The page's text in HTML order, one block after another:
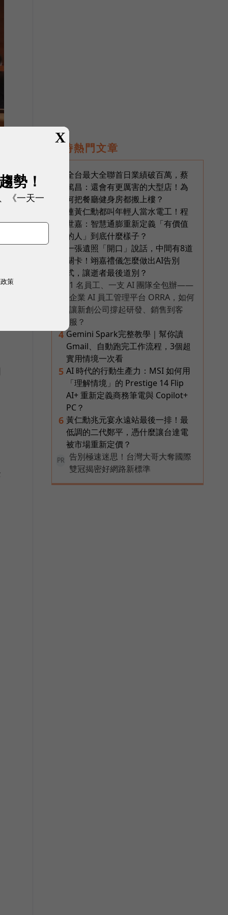
即時熱門文章
全台最大全聯首日業績破百萬，蔡
篤昌：還會有更厲害的大型店！為
何把餐廳健身房都搬上樓？
連黃仁勳都叫年輕人當水電工！程
世嘉：智慧通膨重新定義「有價值
的人」到底什麼樣子？
一張遺照「開口」說話，中間有8道
關卡！翊嘉禮儀怎麼做出AI告別
式，讓逝者最後道別？
1 名員工、一支 AI 團隊全包辦——
企業 AI 員工管理平台 ORRA，如何
讓新創公司撐起研發、銷售到客
服？
4 Gemini Spark完整教學｜幫你讀
Gmail、自動跑完工作流程，3個超
實用情境一次看
5 AI 時代的行動生產力：MSI 如何用
「理解情境」的 Prestige 14 Flip
AI+ 重新定義商務筆電與 Copilot+
PC？
6 黃仁勳兆元宴永遠站最後一排！最
低調的二代鄭平，憑什麼讓台達電
被市場重新定價？
PR
告別極速迷思！台灣大哥大奪國際
雙冠揭密好網路新標準
X
勢！
《一天一
策